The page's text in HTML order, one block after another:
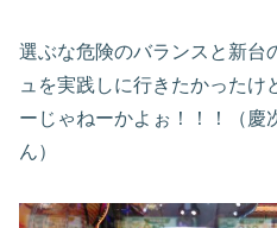
選ぶな危険のバランスと新台
ュを実践しに行きたかった
ーじゃねーかよぉ！！！（慶
ん）